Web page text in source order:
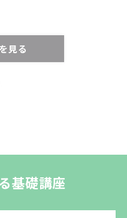
見る
基礎講座